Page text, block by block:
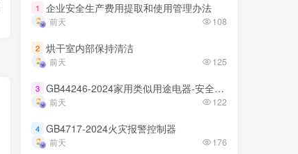
1 企业安全生产费用提取和使用管理办法
前天 108
2 烘干室内部保持清洁
前天 125
3 GB44246-2024家用类似用途电器-安全技术规范
前天 122
4 GB4717-2024火灾报警控制器
前天 176
1 企业安全生产费用提取和使用管理办法
前天 108
2 烘干室内部保持清洁
前天 125
3 GB44246-2024家用类似用途电器-安全技术规范
前天 122
4 GB4717-2024火灾报警控制器
前天 176